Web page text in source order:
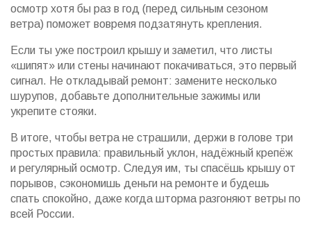
осмотр хотя бы раз в год (перед сильным сезоном
ветра) поможет вовремя подзатянуть крепления.
Если ты уже построил крышу и заметил, что листы
«шипят» или стены начинают покачиваться, это первый
сигнал. Не откладывай ремонт: замените несколько
шурупов, добавьте дополнительные зажимы или
укрепите стояки.
В итоге, чтобы ветра не страшили, держи в голове три
простых правила: правильный уклон, надёжный крепёж
и регулярный осмотр. Следуя им, ты спасёшь крышу от
порывов, сэкономишь деньги на ремонте и будешь
спать спокойно, даже когда шторма разгоняют ветры по
всей России.